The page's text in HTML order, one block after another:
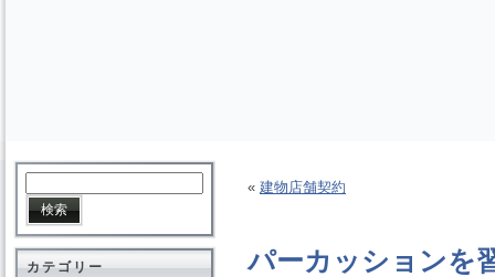
カテゴリー
« 建物店舗契約
パーカッションを